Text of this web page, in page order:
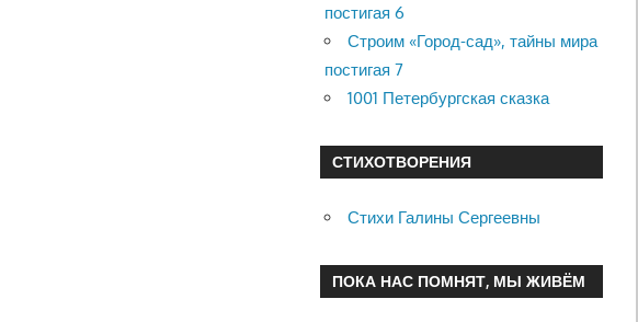
постигая 6
Строим «Город-сад», тайны мира
постигая 7
1001 Петербургская сказка
СТИХОТВОРЕНИЯ
Стихи Галины Сергеевны
ПОКА НАС ПОМНЯТ, МЫ ЖИВЁМ